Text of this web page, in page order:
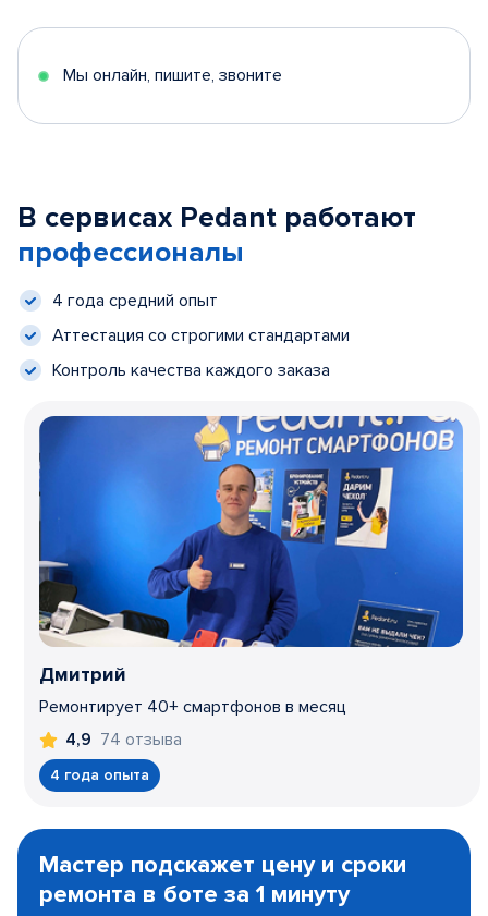
Мы онлайн, пишите, звоните
В сервисах Pedant работают
профессионалы
4 года средний опыт
Аттестация со строгими стандартами
Контроль качества каждого заказа
Дмитрий
Ремонтирует 40+ смартфонов в месяц
4,9 74 отзыва
4 года опыта
1
Мастер подскажет цену и сроки
ремонта в боте за 1 минуту